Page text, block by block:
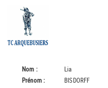
Nom :
Lia
Prénom :
BISDORFF